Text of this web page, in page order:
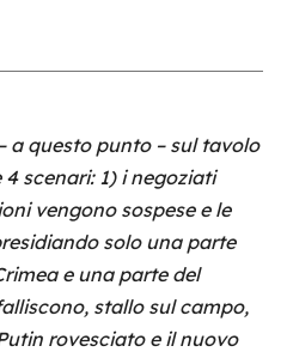
a questo punto – sul tavolo
scenari: 1) i negoziati
vengono sospese e le
solo una parte
e una parte del
stallo sul campo,
rovesciato e il nuovo